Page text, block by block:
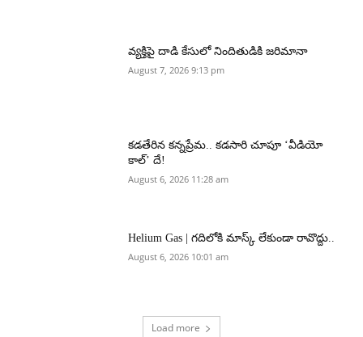
వ్యక్తిపై దాడి కేసులో నిందితుడికి జరిమానా
August 7, 2026 9:13 pm
కడతేరిన కన్నప్రేమ.. కడసారి చూపూ ‘వీడియో
కాల్’ దే!
August 6, 2026 11:28 am
Helium Gas | గదిలోకి మాస్క్ లేకుండా రావొద్దు..
August 6, 2026 10:01 am
Load more